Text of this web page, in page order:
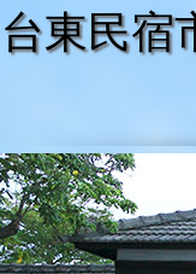
台東民宿